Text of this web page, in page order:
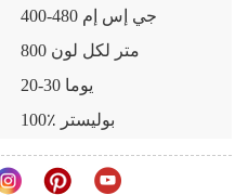
400-480 جي إس إم
800 متر لكل لون
20-30 يوما
100٪ بوليستر